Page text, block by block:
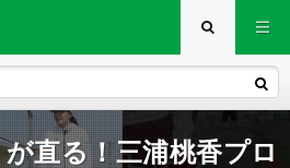
直る！三浦桃香プロ